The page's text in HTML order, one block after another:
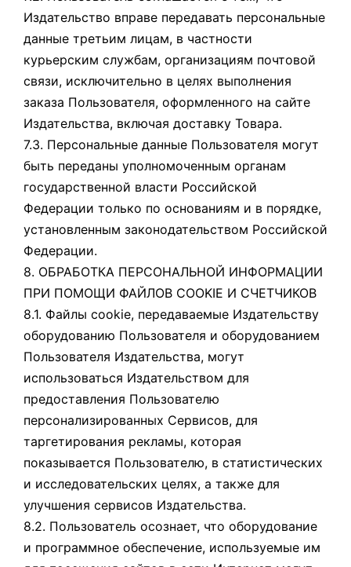
Издательство вправе передавать персональные
данные третьим лицам, в частности
курьерским службам, организациям почтовой
связи, исключительно в целях выполнения
заказа Пользователя, оформленного на сайте
Издательства, включая доставку Товара.
7.3. Персональные данные Пользователя могут
быть переданы уполномоченным органам
государственной власти Российской
Федерации только по основаниям и в порядке,
установленным законодательством Российской
Федерации.
8. ОБРАБОТКА ПЕРСОНАЛЬНОЙ ИНФОРМАЦИИ
ПРИ ПОМОЩИ ФАЙЛОВ COOKIE И СЧЕТЧИКОВ
8.1. Файлы cookie, передаваемые Издательству
оборудованию Пользователя и оборудованием
Пользователя Издательства, могут
использоваться Издательством для
предоставления Пользователю
персонализированных Сервисов, для
таргетирования рекламы, которая
показывается Пользователю, в статистических
и исследовательских целях, а также для
улучшения сервисов Издательства.
8.2. Пользователь осознает, что оборудование
и программное обеспечение, используемые им